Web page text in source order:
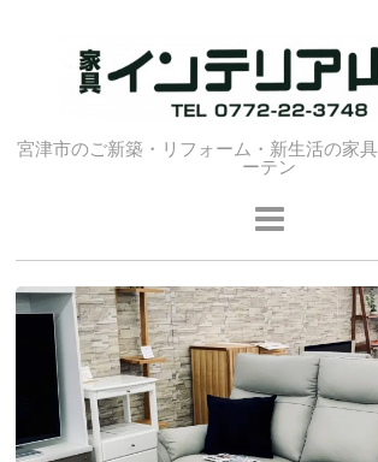
宮津市のご新築・リフォーム・新生活の
ーテン